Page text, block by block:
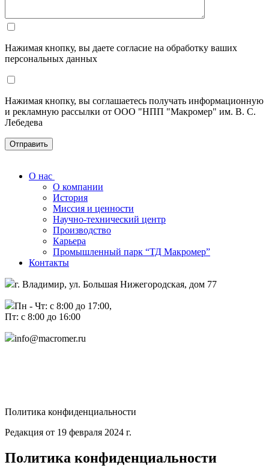
Нажимая кнопку, вы даете согласие на обработку ваших
персональных данных
Нажимая кнопку, вы соглашаетесь получать информационную
и рекламную рассылки от ООО "НПП "Макромер" им. В. С.
Лебедева
О нас
О компании
История
Миссия и ценности
Научно-технический центр
Производство
Карьера
Промышленный парк “ТД Макромер”
Контакты
г. Владимир, ул. Большая Нижегородская, дом 77
Пн - Чт: с 8:00 до 17:00,
Пт: с 8:00 до 16:00
info@macromer.ru
Политика конфиденциальности
Редакция от 19 февраля 2024 г.
Политика конфиденциальности